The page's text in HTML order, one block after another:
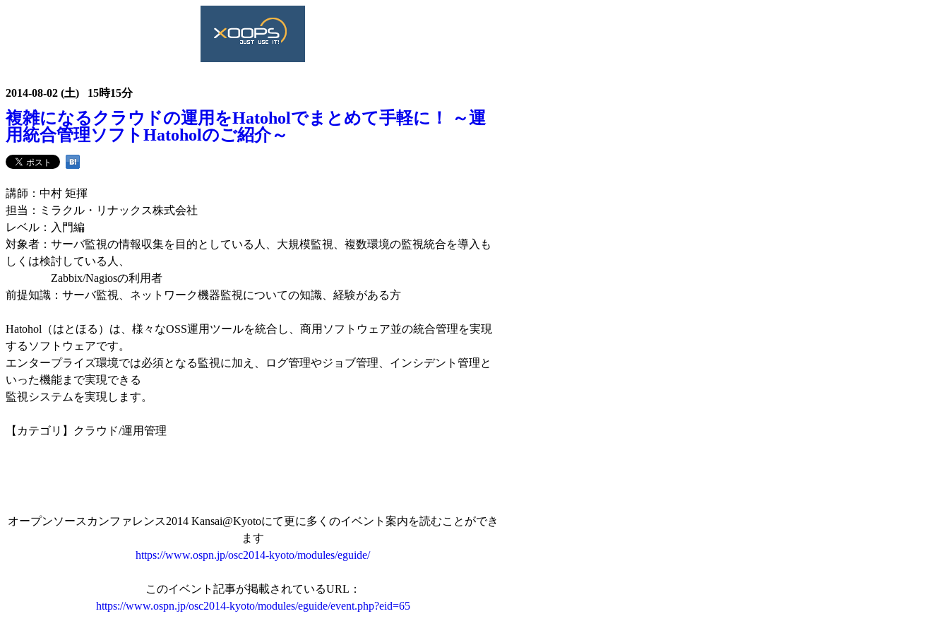
2014-08-02 (土) 15時15分
複雑になるクラウドの運用をHatoholでまとめて手軽に！ ～運
用統合管理ソフトHatoholのご紹介～
講師：中村 矩揮
担当：ミラクル・リナックス株式会社
レベル：入門編
対象者：サーバ監視の情報収集を目的としている人、大規模監視、複数環境の監視統合を導入も
しくは検討している人、
Zabbix/Nagiosの利用者
前提知識：サーバ監視、ネットワーク機器監視についての知識、経験がある方
Hatohol（はとほる）は、様々なOSS運用ツールを統合し、商用ソフトウェア並の統合管理を実現
するソフトウェアです。
エンタープライズ環境では必須となる監視に加え、ログ管理やジョブ管理、インシデント管理と
いった機能まで実現できる
監視システムを実現します。
【カテゴリ】クラウド/運用管理
オープンソースカンファレンス2014 Kansai@Kyotoにて更に多くのイベント案内を読むことができ
ます
https://www.ospn.jp/osc2014-kyoto/modules/eguide/
このイベント記事が掲載されているURL：
https://www.ospn.jp/osc2014-kyoto/modules/eguide/event.php?eid=65